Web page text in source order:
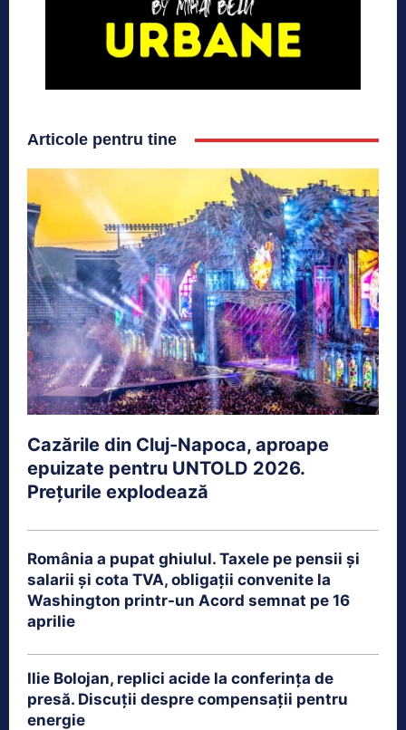
Articole pentru tine
Cazările din Cluj-Napoca, aproape
epuizate pentru UNTOLD 2026.
Prețurile explodează
România a pupat ghiulul. Taxele pe pensii și
salarii și cota TVA, obligații convenite la
Washington printr-un Acord semnat pe 16
aprilie
Ilie Bolojan, replici acide la conferința de
presă. Discuții despre compensații pentru
energie